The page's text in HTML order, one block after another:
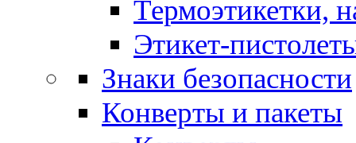
Термоэтикетки,
Этикет-
Знаки безопасности
Конверты и пакеты